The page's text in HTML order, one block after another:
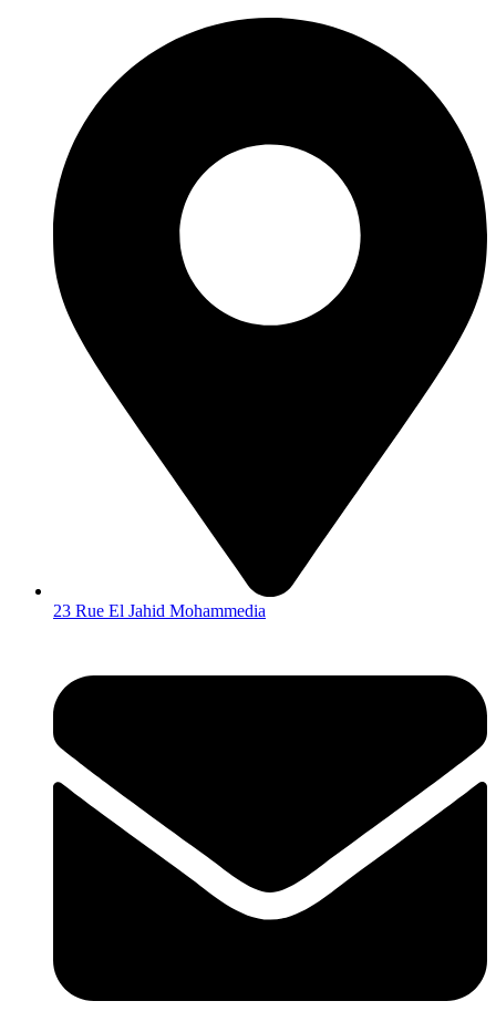
23 Rue El Jahid Mohammedia